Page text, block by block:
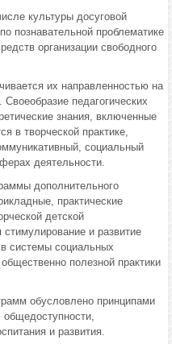
культуры досуговой
познавательной проблематике
организации свободного
их направленностью на
педагогических
знания, включенные
в творческой практике,
социальный
деятельности.
дополнительного
практические
детской
и развитие
системы социальных
полезной практики
обусловлено принципами
общедоступности,
и развития.